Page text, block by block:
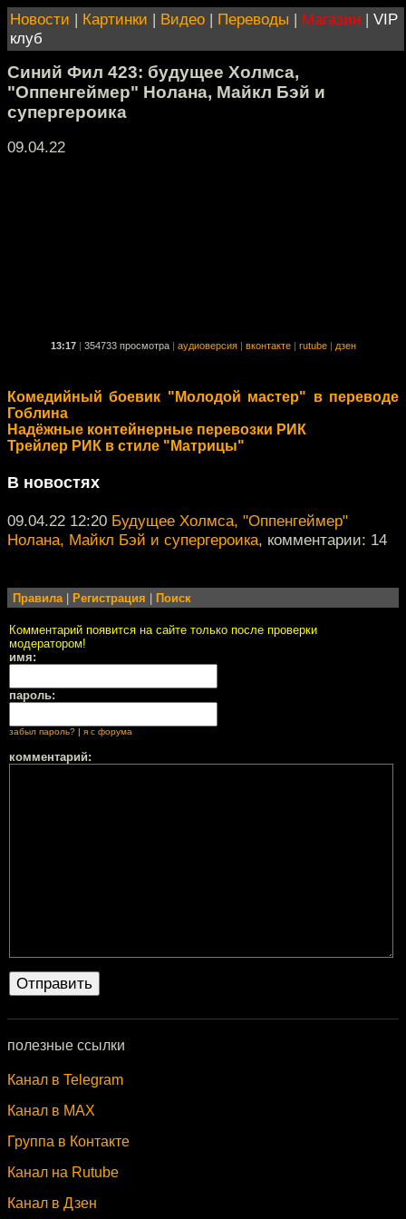
Новости | Картинки | Видео | Переводы | Магазин | VIP
клуб
Синий Фил 423: будущее Холмса,
"Оппенгеймер" Нолана, Майкл Бэй и
супергероика
09.04.22
13:17 354733 просмотра аудиоверсия вконтакте rutube дзен
Комедийный боевик "Молодой мастер" в переводе
Гоблина
Надёжные контейнерные перевозки РИК
Трейлер РИК в стиле "Матрицы"
В новостях
09.04.22 12:20 Будущее Холмса, "Оппенгеймер"
Нолана, Майкл Бэй и супергероика, комментарии: 14
Правила| Регистрация Поиск
Комментарий появится на сайте только после проверки
модератором!
имя:
пароль:
забыл пароль? я с форума
комментарий:
полезные ссылки
Канал в Telegram
Канал в MAX
Группа в Контакте
Канал на Rutube
Канал в Дзен